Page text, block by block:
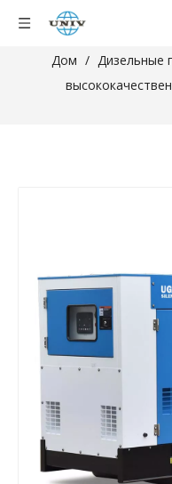
Дом / Дизельные